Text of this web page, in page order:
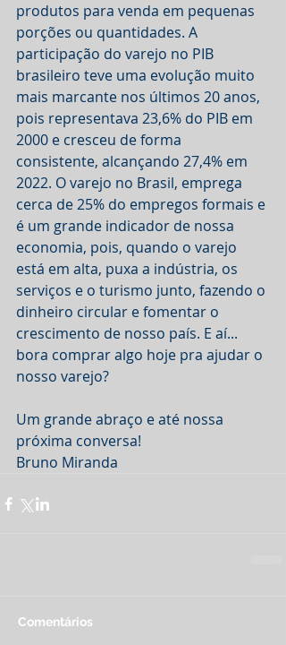
produtos para venda em pequenas
porções ou quantidades. A
participação do varejo no PIB
brasileiro teve uma evolução muito
mais marcante nos últimos 20 anos,
pois representava 23,6% do PIB em
2000 e cresceu de forma
consistente, alcançando 27,4% em
2022. O varejo no Brasil, emprega
cerca de 25% do empregos formais e
é um grande indicador de nossa
economia, pois, quando o varejo
está em alta, puxa a indústria, os
serviços e o turismo junto, fazendo o
dinheiro circular e fomentar o
crescimento de nosso país. E aí...
bora comprar algo hoje pra ajudar o
nosso varejo?
Um grande abraço e até nossa
próxima conversa!
Bruno Miranda
Comentários